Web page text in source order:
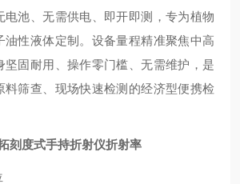
电池、无需供电、即开即测，专为植物
油性液体定制。设备量程精准聚焦中高
坚固耐用、操作零门槛、无需维护，是
料筛查、现场快速检测的经济型便携检
刻度式手持折射仪折射率